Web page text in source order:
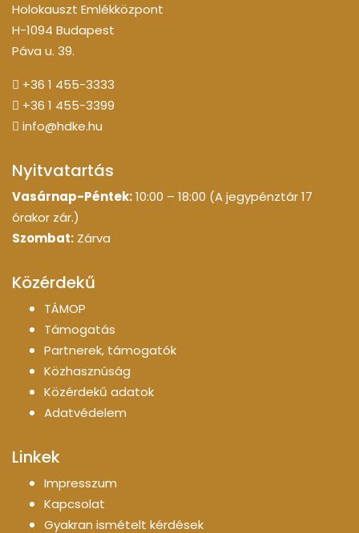
Holokauszt Emlékközpont
H-1094 Budapest
Páva u. 39.
+36 1 455-3333
+36 1 455-3399
info@hdke.hu
Nyitvatartás
Vasárnap-Péntek:10:00 – 18:00 (A jegypénztár 17
órakor zár.)
Szombat: Zárva
Közérdekű
TÁMOP
Támogatás
Partnerek, támogatók
Közhasznúság
Közérdekű adatok
Adatvédelem
Linkek
Impresszum
Kapcsolat
Gyakran ismételt kérdések